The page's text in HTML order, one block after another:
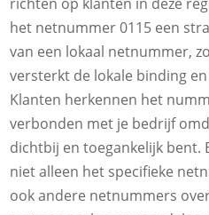
het netnummer 0115 een
van een lokaal netnummer,
versterkt de lokale binding
Klanten herkennen het
verbonden met je bedrijf
dichtbij en toegankelijk bent.
niet alleen het specifieke
ook andere netnummers